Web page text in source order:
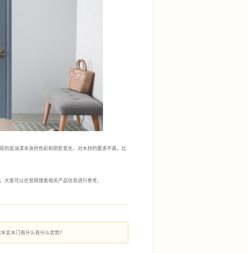
的是油漆本身的色彩和阴影变化，对木材的要求不高，比
家可以在官网搜索相关产品信息进行参考。
实木门有什么有什么优势？